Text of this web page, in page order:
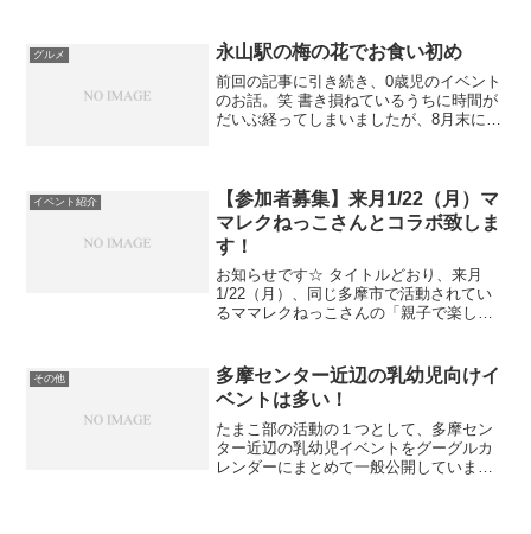
ンルのお店であります。 が、しかし多摩
センター駅近には無...
グルメ 永山駅の梅の花でお食い初め
前回の記事に引き続き、0歳児のイベント
のお話。笑 書き損ねているうちに時間が
だいぶ経ってしまいましたが、8月末に第
ブ永山の下に...
イベント紹介
【参加者募集】来月1/22（月）マ
マレクねっこさんとコラボ致しま
す！
お知らせです☆ タイトルどおり、来月
1/22（月）、同じ多摩市で活動されてい
るママレクねっこさんの「親子で楽しむ
内はコチラ。 ※ママレクねっこさんのプ
ロフィールは...
その他
多摩センター近辺の乳幼児向けイ
ベントは多い！
たまこ部の活動の１つとして、多摩セン
ター近辺の乳幼児イベントをグーグルカ
レンダーにまとめて一般公開していま